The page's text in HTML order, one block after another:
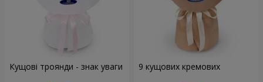
Кущові троянди - знак уваги 9 кущових кремових